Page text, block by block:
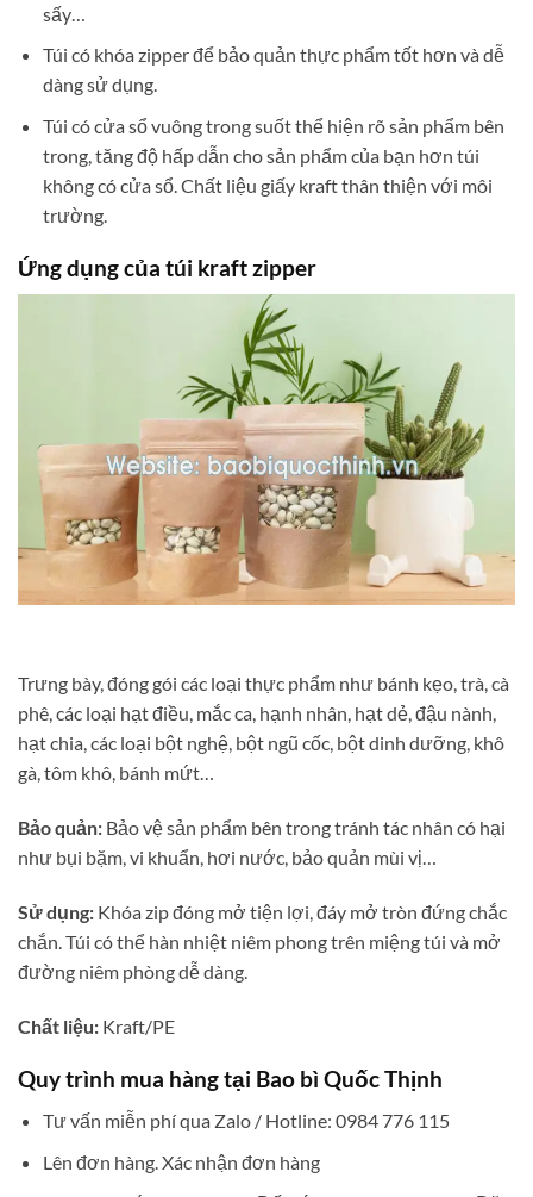
sấy…
Túi có khóa zipper để bảo quản thực phẩm tốt hơn và dễ
dàng sử dụng.
Túi có cửa sổ vuông trong suốt thể hiện rõ sản phẩm bên
trong, tăng độ hấp dẫn cho sản phẩm của bạn hơn túi
không có cửa sổ. Chất liệu giấy kraft thân thiện với môi
trường.
Ứng dụng của túi kraft zipper
Trưng bày, đóng gói các loại thực phẩm như bánh kẹo, trà, cà
phê, các loại hạt điều, mắc ca, hạnh nhân, hạt dẻ, đậu nành,
hạt chia, các loại bột nghệ, bột ngũ cốc, bột dinh dưỡng, khô
gà, tôm khô, bánh mứt…
Bảo quản: Bảo vệ sản phẩm bên trong tránh tác nhân có hại
như bụi bặm, vi khuẩn, hơi nước, bảo quản mùi vị…
Sử dụng: Khóa zip đóng mở tiện lợi, đáy mở tròn đứng chắc
chắn. Túi có thể hàn nhiệt niêm phong trên miệng túi và mở
đường niêm phòng dễ dàng.
Chất liệu: Kraft/PE
Quy trình mua hàng tại Bao bì Quốc Thịnh
Tư vấn miễn phí qua Zalo / Hotline: 0984 776 115
Lên đơn hàng. Xác nhận đơn hàng